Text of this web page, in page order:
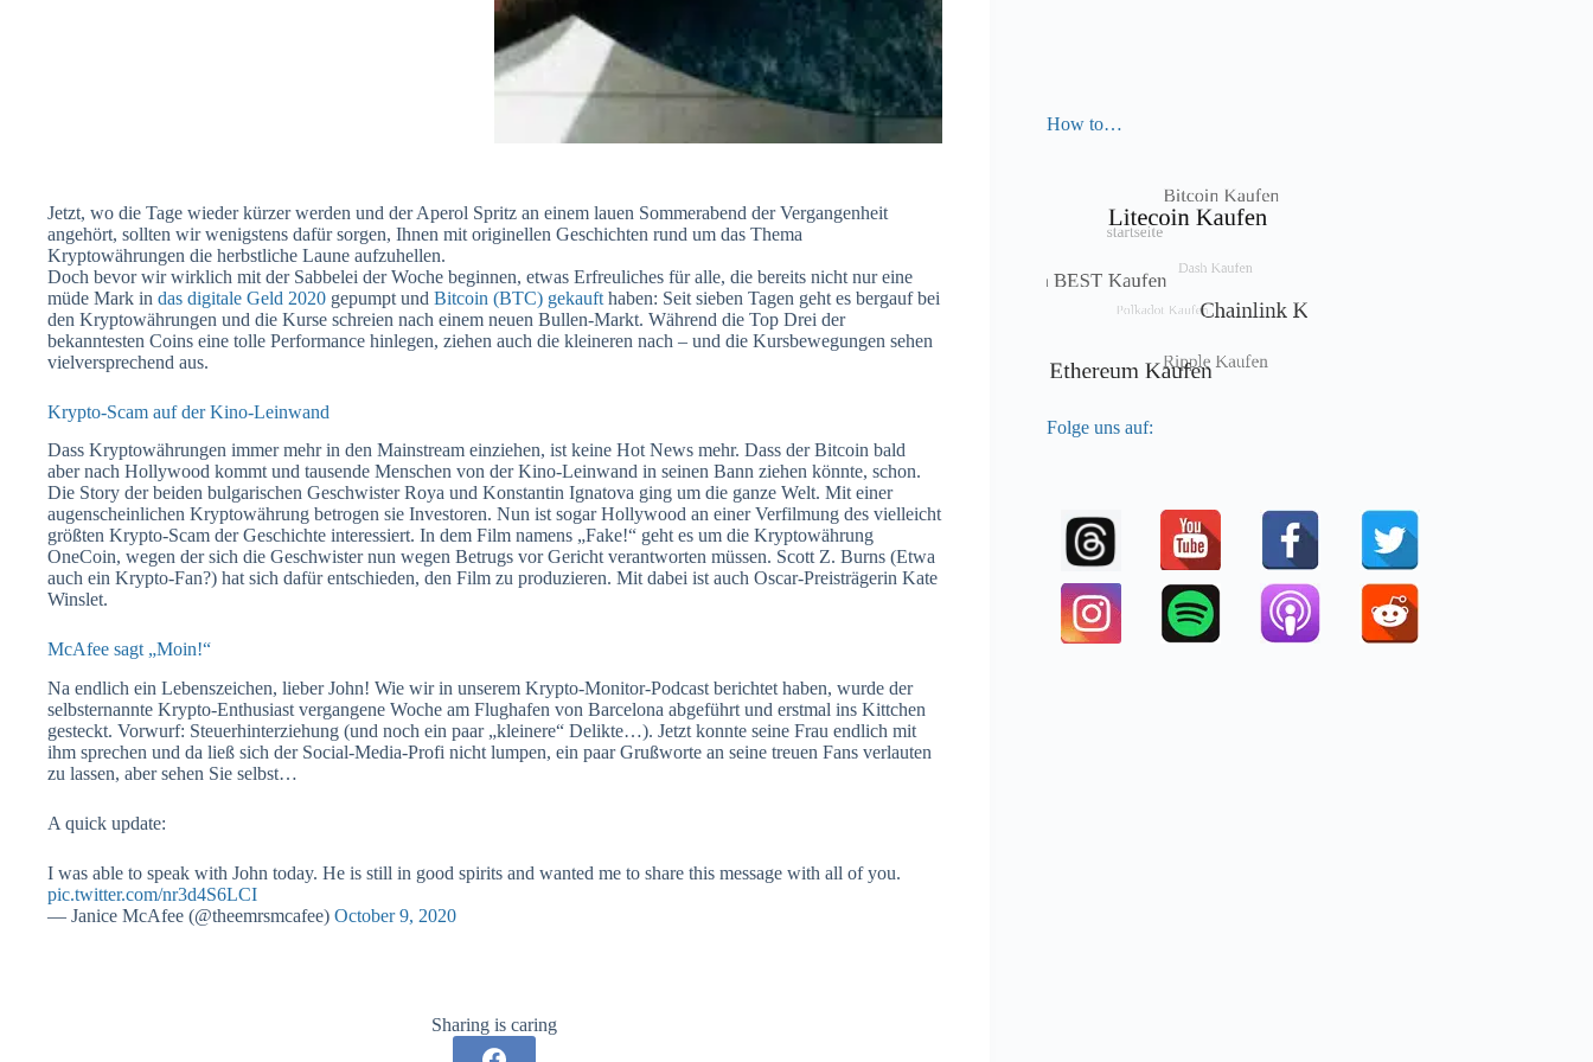
Jetzt, wo die Tage wieder kürzer werden und der Aperol Spritz an einem lauen Sommerabend der Vergangenheit
angehört, sollten wir wenigstens dafür sorgen, Ihnen mit originellen Geschichten rund um das Thema
Kryptowährungen die herbstliche Laune aufzuhellen.
Doch bevor wir wirklich mit der Sabbelei der Woche beginnen, etwas Erfreuliches für alle, die bereits nicht nur eine
müde Mark in das digitale Geld 2020 gepumpt und Bitcoin (BTC) gekauft haben: Seit sieben Tagen geht es bergauf bei
den Kryptowährungen und die Kurse schreien nach einem neuen Bullen-Markt. Während die Top Drei der
bekanntesten Coins eine tolle Performance hinlegen, ziehen auch die kleineren nach – und die Kursbewegungen sehen
vielversprechend aus.
Krypto-Scam auf der Kino-Leinwand
Dass Kryptowährungen immer mehr in den Mainstream einziehen, ist keine Hot News mehr. Dass der Bitcoin bald
aber nach Hollywood kommt und tausende Menschen von der Kino-Leinwand in seinen Bann ziehen könnte, schon.
Die Story der beiden bulgarischen Geschwister Roya und Konstantin Ignatova ging um die ganze Welt. Mit einer
augenscheinlichen Kryptowährung betrogen sie Investoren. Nun ist sogar Hollywood an einer Verfilmung des vielleicht
größten Krypto-Scam der Geschichte interessiert. In dem Film namens „Fake!“ geht es um die Kryptowährung
OneCoin, wegen der sich die Geschwister nun wegen Betrugs vor Gericht verantworten müssen. Scott Z. Burns (Etwa
auch ein Krypto-Fan?) hat sich dafür entschieden, den Film zu produzieren. Mit dabei ist auch Oscar-Preisträgerin Kate
Winslet.
McAfee sagt „Moin!“
Na endlich ein Lebenszeichen, lieber John! Wie wir in unserem Krypto-Monitor-Podcast berichtet haben, wurde der
selbsternannte Krypto-Enthusiast vergangene Woche am Flughafen von Barcelona abgeführt und erstmal ins Kittchen
gesteckt. Vorwurf: Steuerhinterziehung (und noch ein paar „kleinere“ Delikte…). Jetzt konnte seine Frau endlich mit
ihm sprechen und da ließ sich der Social-Media-Profi nicht lumpen, ein paar Grußworte an seine treuen Fans verlauten
zu lassen, aber sehen Sie selbst…
A quick update:
I was able to speak with John today. He is still in good spirits and wanted me to share this message with all of you.
pic.twitter.com/nr3d4S6LCI
— Janice McAfee (@theemrsmcafee) October 9, 2020
Sharing is caring
How to…
Folge uns auf: